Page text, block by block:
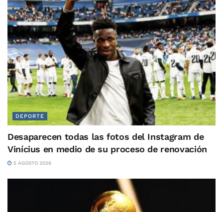
DEPORTE
Desaparecen todas las fotos del Instagram de
Vinícius en medio de su proceso de renovación
5 AGOSTO 2026